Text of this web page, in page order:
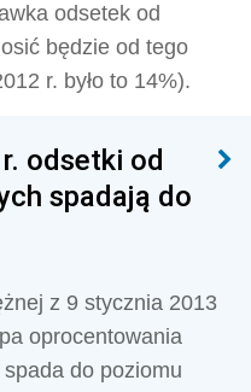
odsetek od
będzie od tego
r. było to 14%).
odsetki od
spadają do
z 9 stycznia 2013
oprocentowania
do poziomu